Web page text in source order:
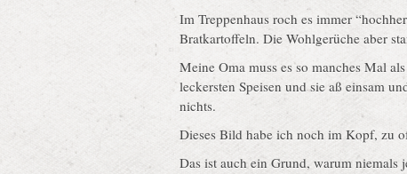
Im Treppenhaus roch es immer
Bratkartoffeln. Die Wohlgerüche aber
Meine Oma muss es so manches Mal
leckersten Speisen und sie aß einsam
nichts.
Dieses Bild habe ich noch im Kopf, zu
Das ist auch ein Grund, warum niemals